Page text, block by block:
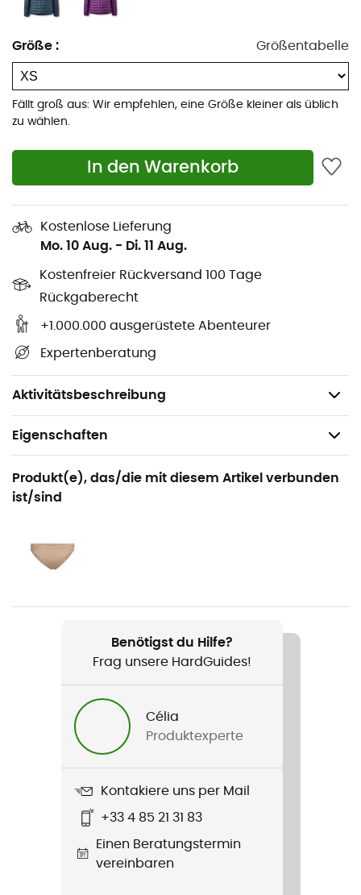
Größe : Größentabelle
Fällt groß aus: Wir empfehlen, eine Größe kleiner als üblich
zu wählen.
In den Warenkorb
Kostenlose Lieferung
Mo. 10 Aug. - Di. 11 Aug.
Kostenfreier Rückversand 100 Tage
Rückgaberecht
+1.000.000 ausgerüstete Abenteurer
Expertenberatung
Aktivitätsbeschreibung
Verstellbare Kapuze mit steifer, weichem Polymer-
Fachgerechte Kapuzenkonstruktion, die der
Kopfform angepasst ist, für eine anatomisch
perfekte Passform
Umgekehrter YKK® Spiralreißverschluss vorne mit
2 Handwärmtaschen mit umgekehrtem YKK®
Spiralreißverschluss, passend zum Tragen eines
Klettergurts
Brusttasche aus Netzmaterial, mit umgekehrtem
YKK® Spiralreißverschluss
Elastische Bündchen am Handgelenk
Konstruktion mit doppeltem Kordelzug am unteren
Saum des Kleidungsstücks
Gewicht: 430 g
Eigenschaften
Geeignet für
Wandern / Klettern / Bergsteigen / Alltag
Damen
413 g
Microlight Alpine Jacket
Technologien
Pertex Quantum
Wasserdichtigkeit
Wasserabweisend
Gänsedaune
Produkt(e), das/die mit diesem Artikel verbunden
ist/sind
Benötigst du Hilfe?
Frag unsere HardGuides!
Célia
Produktexperte
Kontakiere uns per Mail
+33 4 85 21 31 83
Einen Beratungstermin
vereinbaren